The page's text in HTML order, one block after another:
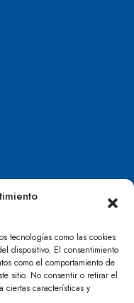
tecnologías como las cookies
dispositivo. El consentimiento
como el comportamiento de
sitio. No consentir o retirar el
ciertas características y
601